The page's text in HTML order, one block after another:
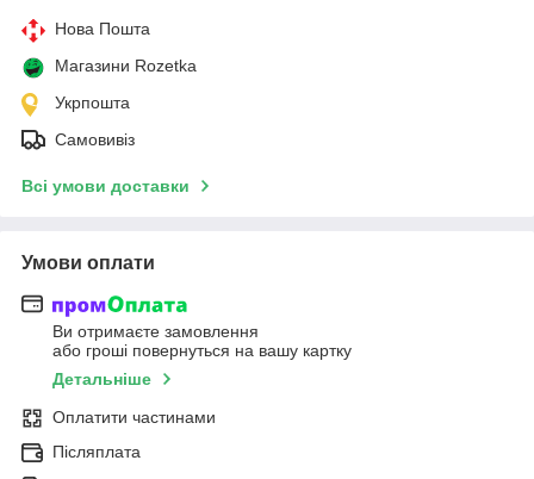
Нова Пошта
Магазини Rozetka
Укрпошта
Самовивіз
Всі умови доставки
Умови оплати
Ви отримаєте замовлення
або гроші повернуться на вашу картку
Детальніше
Оплатити частинами
Післяплата